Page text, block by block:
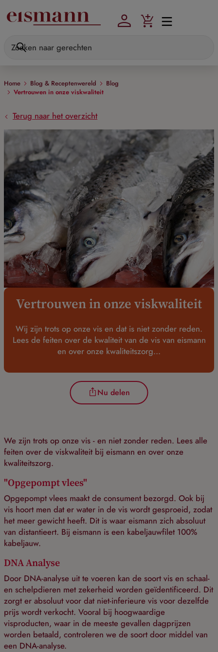
Home Blog & Receptenwereld
Blog
Vertrouwen in onze viskwaliteit
Terug naar het overzicht
Vertrouwen in onze viskwaliteit
Wij zijn trots op onze vis en dat is niet zonder reden.
Lees de feiten over de kwaliteit van de vis van eismann
en over onze kwaliteitszorg...
Nu delen
We zijn trots op onze vis - en niet zonder reden. Lees alle
feiten over de viskwaliteit bij eismann en over onze
kwaliteitszorg.
"Opgepompt vlees"
Opgepompt vlees maakt de consument bezorgd. Ook bij
vis hoort men dat er water in de vis wordt gesproeid, zodat
het meer gewicht heeft. Dit is waar eismann zich absoluut
van distantieert. Bij eismann is een kabeljauwfilet 100%
kabeljauw.
DNA Analyse
Door DNA-analyse uit te voeren kan de soort vis en schaal-
en schelpdieren met zekerheid worden geïdentificeerd. Dit
zorgt er absoluut voor dat niet-inferieure vis voor dezelfde
prijs wordt verkocht. Vooral bij hoogwaardige
visproducten, waar in de meeste gevallen dagprijzen
worden betaald, controleren we de soort door middel van
een DNA-analyse.